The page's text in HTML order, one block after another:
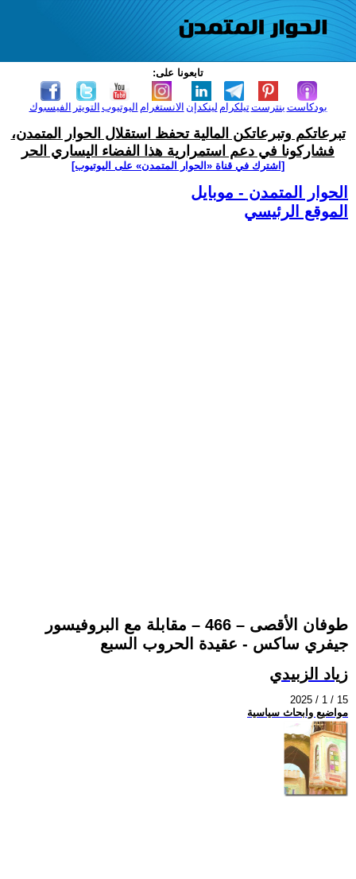
تابعونا على:
الفيسبوك التويتر اليوتيوب الانستغرام لينكدإن تيلكرامبنترست بودكاست
تبرعاتكم وتبرعاتكن المالية تحفظ استقلال الحوار المتمدن،
فشاركونا في دعم استمرارية هذا الفضاء اليساري الحر
[اشترك في قناة ‫«الحوار المتمدن» على اليوتيوب]
الحوار المتمدن - موبايل
الموقع الرئيسي
طوفان الأقصى – 466 – مقابلة مع البروفيسور
جيفري ساكس - عقيدة الحروب السبع
زياد الزبيدي
2025 / 1 / 15
مواضيع وابحاث سياسية